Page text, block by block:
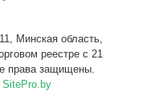
SitePro.by